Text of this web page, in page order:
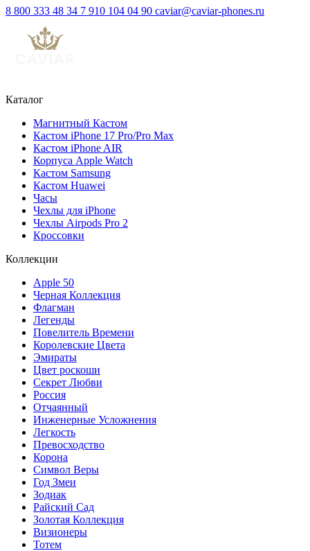
8 800 333 48 34 7 910 104 04 90 caviar@caviar-phones.ru
Каталог
Магнитный Кастом
Кастом iPhone 17 Pro/Pro Max
Кастом iPhone AIR
Корпуса Apple Watch
Кастом Samsung
Кастом Huawei
Часы
Чехлы для iPhone
Чехлы Airpods Pro 2
Кроссовки
Коллекции
Apple 50
Черная Коллекция
Флагман
Легенды
Повелитель Времени
Королевские Цвета
Эмираты
Цвет роскоши
Секрет Любви
Россия
Отчаянный
Инженерные Усложнения
Легкость
Превосходство
Корона
Символ Веры
Год Змеи
Зодиак
Райский Сад
Золотая Коллекция
Визионеры
Тотем